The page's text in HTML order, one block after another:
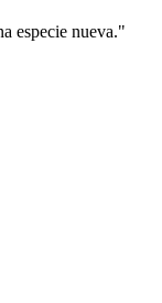
especie nueva."